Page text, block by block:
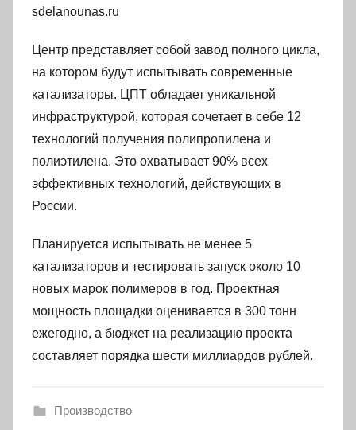
sdelanounas.ru
Центр представляет собой завод полного цикла,
на котором будут испытывать современные
катализаторы. ЦПТ обладает уникальной
инфраструктурой, которая сочетает в себе 12
технологий получения полипропилена и
полиэтилена. Это охватывает 90% всех
эффективных технологий, действующих в
России.
Планируется испытывать не менее 5
катализаторов и тестировать запуск около 10
новых марок полимеров в год. Проектная
мощность площадки оценивается в 300 тонн
ежегодно, а бюджет на реализацию проекта
составляет порядка шести миллиардов рублей.
Производство